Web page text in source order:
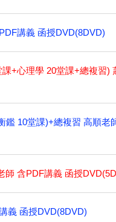
講義 函授DVD(8DVD)
+心理學 20堂課+總複習)
鑑 10堂課)+總複習 高順老
師 含PDF講義 函授
義 函授DVD(8DVD)